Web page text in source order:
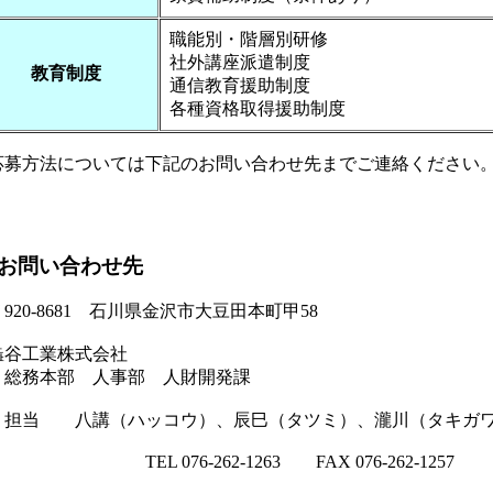
教育制度
職能別・階層別研修
社外講座派遣制度
通信教育援助制度
各種資格取得援助制度
については下記のお問い合わせ先までご連絡ください
い合わせ先
石川県金沢市大豆田本町甲58
株式会社
人事部 人財開発課
（ハッコウ）、辰巳（タツミ）、瀧川（タキガ
262-1263 FAX 076-262-1257